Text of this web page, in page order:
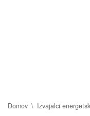
Domov
Izvajalci